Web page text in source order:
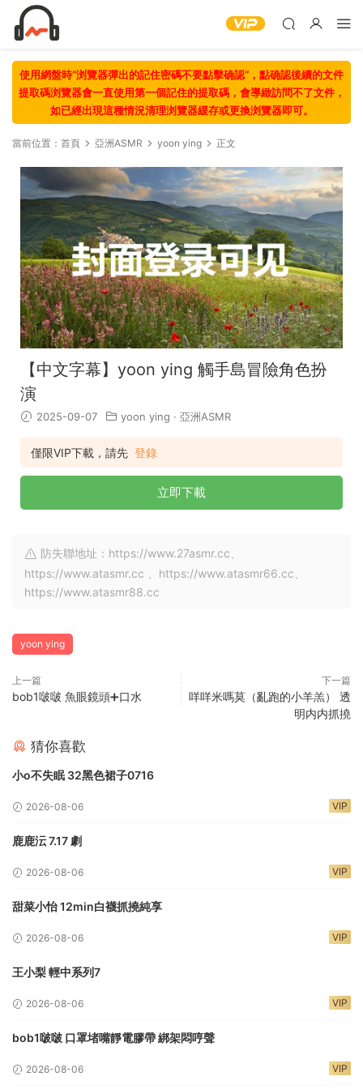
使用網盤時“浏覽器彈出的記住密碼不要點擊确認“，點确認後續的文件
提取碼浏覽器會一直使用第一個記住的提取碼，會導緻訪問不了文件，
如已經出現這種情況清理浏覽器緩存或更換浏覽器即可。
當前位置： 首頁 亞洲ASMR yoon ying 正文
【中文字幕】yoon ying 觸手島冒險角色扮
演
2025-09-07 yoon ying · 亞洲ASMR
僅限VIP下載，請先 登錄
立即下載
防失聯地址：https://www.27asmr.cc、
https://www.atasmr.cc 、https://www.atasmr66.cc、
https://www.atasmr88.cc
yoon ying
上一篇
bob1啵啵 魚眼鏡頭➕口水
下一篇
咩咩米嗎莫（亂跑的小羊羔） 透
明内内抓撓
猜你喜歡
小o不失眠 32黑色裙子0716
2026-08-06 VIP
鹿鹿沄 7.17 劇
2026-08-06 VIP
甜菜小怡 12min白襪抓撓純享
2026-08-06 VIP
王小梨 輕中系列7
2026-08-06 VIP
bob1啵啵 口罩堵嘴靜電膠帶 綁架悶哼聲
2026-08-06 VIP